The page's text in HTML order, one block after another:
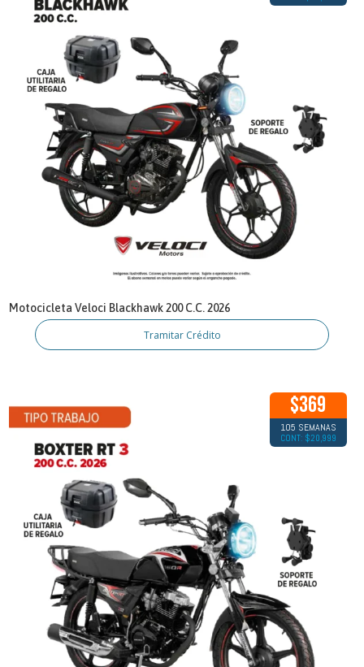
Motocicleta Veloci Blackhawk 200 C.C. 2026
Tramitar Crédito
$369
105 SEMANAS
CONT: $20,999